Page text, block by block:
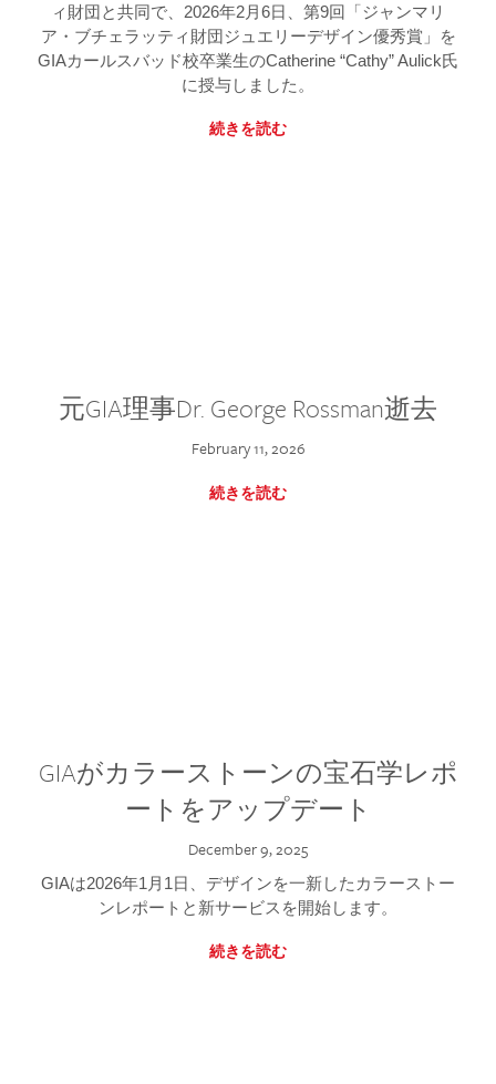
ィ財団と共同で、2026年2月6日、第9回「ジャンマリ
ア・ブチェラッティ財団ジュエリーデザイン優秀賞」を
GIAカールスバッド校卒業生のCatherine “Cathy” Aulick氏
に授与しました。
続きを読む
元GIA理事Dr. George Rossman逝去
February 11, 2026
続きを読む
GIAがカラーストーンの宝石学レポ
ートをアップデート
December 9, 2025
GIAは2026年1月1日、デザインを一新したカラーストー
ンレポートと新サービスを開始します。
続きを読む